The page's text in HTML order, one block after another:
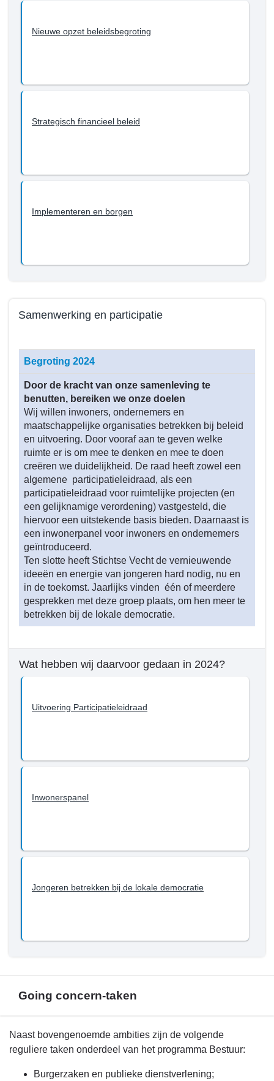
Nieuwe opzet beleidsbegroting
Strategisch financieel beleid
Implementeren en borgen
Samenwerking en participatie
naar
navigatie
Beleid
programma
Wat
hebben
bereikt
Samenwerking
participatie
Begroting 2024
Door de kracht van onze samenleving te
benutten, bereiken we onze doelen
Wij willen inwoners, ondernemers en
maatschappelijke organisaties betrekken bij beleid
en uitvoering. Door vooraf aan te geven welke
ruimte er is om mee te denken en mee te doen
creëren we duidelijkheid. De raad heeft zowel een
algemene participatieleidraad, als een
participatieleidraad voor ruimtelijke projecten (en
een gelijknamige verordening) vastgesteld, die
hiervoor een uitstekende basis bieden. Daarnaast is
een inwonerpanel voor inwoners en ondernemers
geïntroduceerd.
Ten slotte heeft Stichtse Vecht de vernieuwende
ideeën en energie van jongeren hard nodig, nu en
in de toekomst. Jaarlijks vinden één of meerdere
gesprekken met deze groep plaats, om hen meer te
betrekken bij de lokale democratie.
Wat hebben wij daarvoor gedaan in 2024?
Uitvoering Participatieleidraad
Inwonerspanel
Jongeren betrekken bij de lokale democratie
Going concern-taken
Terug
naar
Naast bovengenoemde ambities zijn de volgende
reguliere taken onderdeel van het programma Bestuur:
Burgerzaken en publieke dienstverlening;